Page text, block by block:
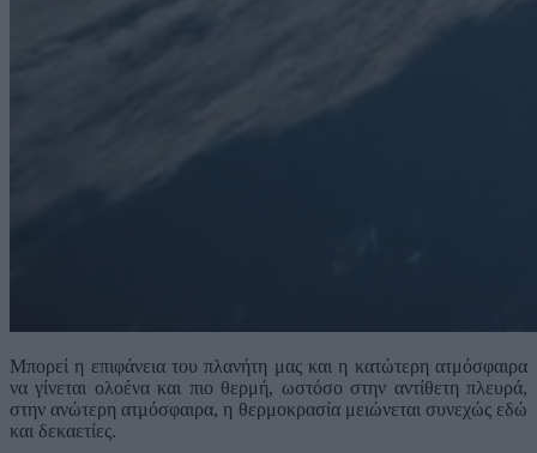
Μπορεί η επιφάνεια του πλανήτη μας και η κατώτερη ατμόσφαιρα
να γίνεται ολοένα και πιο θερμή, ωστόσο στην αντίθετη πλευρά,
στην ανώτερη ατμόσφαιρα, η θερμοκρασία μειώνεται συνεχώς εδώ
και δεκαετίες.